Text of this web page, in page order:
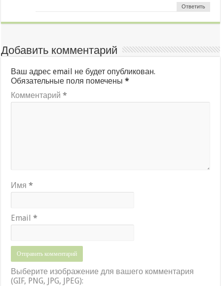
Ответить
Добавить комментарий
Ваш адрес email не будет опубликован.
Обязательные поля помечены*
Комментарий*
Имя*
Email*
Выберите изображение для вашего комментария
(GIF, PNG, JPG, JPEG):